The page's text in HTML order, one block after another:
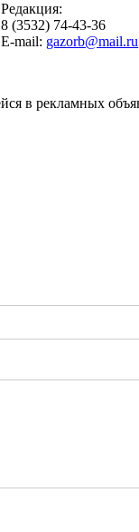
Редакция:
8 (3532) 74-43-36
E-mail: gazorb@mail.ru
в рекламных